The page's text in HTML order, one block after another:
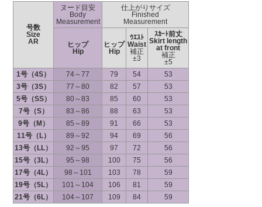
号数
Size
AR
ヌード目安
Body
Measurement
仕上がりサイズ
Finished
Measurement
ヒップ
Hip
ヒップ
Hip
ｳｴｽﾄ
Waist
補正
±3
ｽｶｰﾄ前丈
Skirt length
at front
補正
±5
1号（4S）
74～77 79 54
53
3号（3S）
77～80 82 57
53
5号（SS）
80～83 85 60
53
7号（S）
83～86 88 63
53
9号（M）
85～89 91 66
53
11号（L）
89～92 94 69
56
13号（LL）
92～95 97 72
56
15号（3L）
95～98 100 75
56
17号（4L）
98～101 103 78
59
19号（5L）
101～104 106 81
59
21号（6L）
104～107 109 84 59